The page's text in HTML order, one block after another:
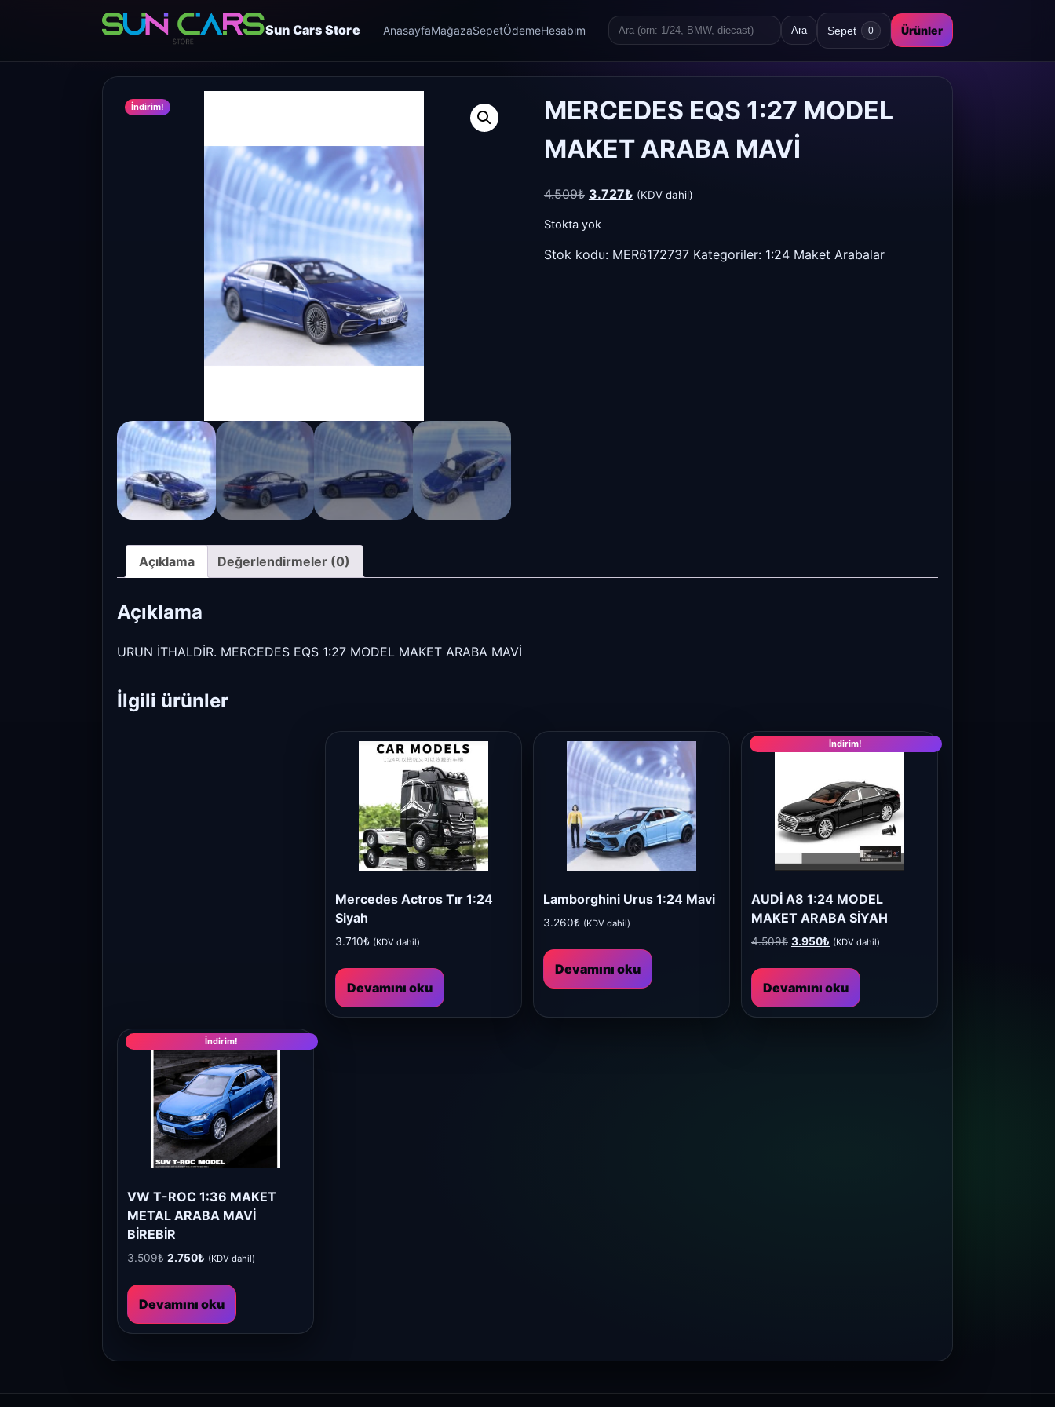
Sun Cars Store AnasayfaMağazaSepetÖdemeHesabım
Search
for:
Ara Sepet 0 Ürünler
İndirim!
MERCEDES EQS 1:27 MODEL
MAKET ARABA MAVİ
4.509₺ Orijinal
4.509₺.
3.727₺Şu
3.727₺.
(KDV dahil)
Stokta yok
Stok kodu: MER6172737 Kategoriler: 1:24 Maket Arabalar
Açıklama Değerlendirmeler (0)
Açıklama
URUN İTHALDİR. MERCEDES EQS 1:27 MODEL MAKET ARABA MAVİ
İlgili ürünler
Mercedes Actros Tır 1:24
Siyah
3.710₺ (KDV dahil)
Devamını oku
Lamborghini Urus 1:24 Mavi
3.260₺ (KDV dahil)
Devamını oku
İndirim!
AUDİ A8 1:24 MODEL
MAKET ARABA SİYAH
4.509₺ Orijinal
3.950₺ Şu
fiyat:
3.950₺.
(KDV dahil)
Devamını oku
İndirim!
VW T-ROC 1:36 MAKET
METAL ARABA MAVİ
BİREBİR
3.509₺ Orijinal
2.750₺ Şu
fiyat:
2.750₺.
(KDV dahil)
Devamını oku